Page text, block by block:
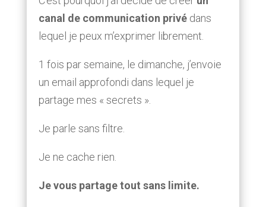
canal de communication privé dans
lequel je peux m’exprimer librement.
1 fois par semaine, le dimanche, j’envoie
un email approfondi dans lequel je
partage mes « secrets ».
Je parle sans filtre.
Je ne cache rien.
Je vous partage tout sans limite.